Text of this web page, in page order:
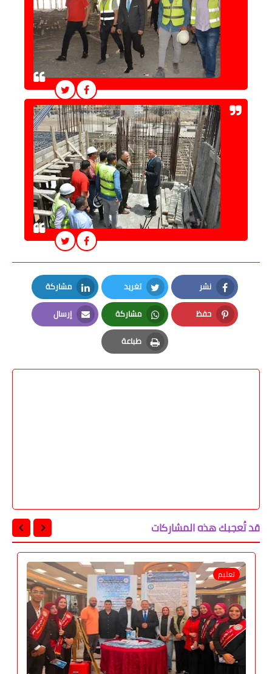
نشر
Facebook
تغريد
Twitter
مشاركة
LinkedIn
حفظ
Pinterest
مشاركة
Whatsapp
إرسال
Email
طباعة
Print
قد تُعجبك هذه المشاركات
تعليم